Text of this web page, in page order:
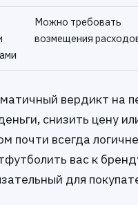
Можно требовать
возмещения
вердикт на
снизить цену
почти всегда
вас к
для